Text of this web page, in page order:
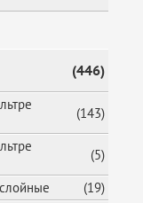
(446)
(143)
(5)
(19)